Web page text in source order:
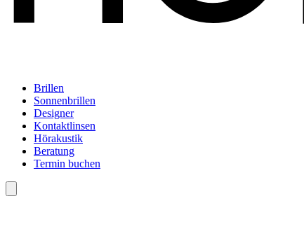
Brillen
Sonnenbrillen
Designer
Kontaktlinsen
Hörakustik
Beratung
Termin buchen